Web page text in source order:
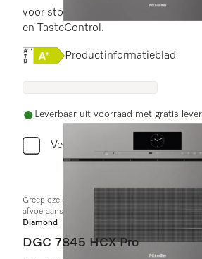
voor stomen, bakken en braden
en TasteControl.
Online Label Flag, Energielabel
Productinformatieblad
Leverbaar uit voorraad met gratis
Vergelijken
Greeploze compacte combi-stoomoven met toe-
afvoeraansluiting voor water
Diamond
DGC 7845 HCX Pro